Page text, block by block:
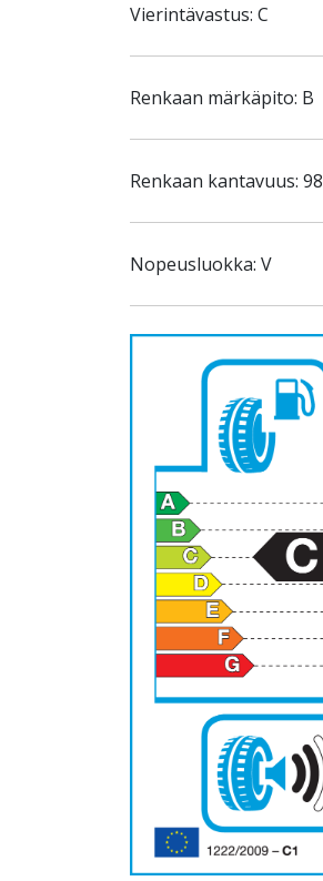
Vierintävastus: C
Renkaan märkäpito: B
Renkaan kantavuus: 98
Nopeusluokka: V